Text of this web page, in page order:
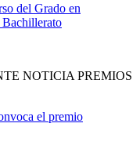
del Grado en
Bachillerato
NOTICIA PREMIOS
el premio